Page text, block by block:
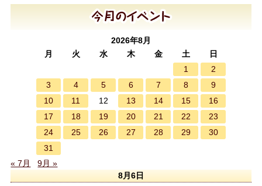
2026年8月
月
火 水 木 金 土
日
1
2
3
4 5 6 7 8
9
10
11 12 13 14 15
16
17
18 19 20 21 22
23
24
25 26 27 28 29
30
31
« 7月
9月 »
8月6日